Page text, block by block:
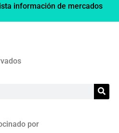
información de mercados
por